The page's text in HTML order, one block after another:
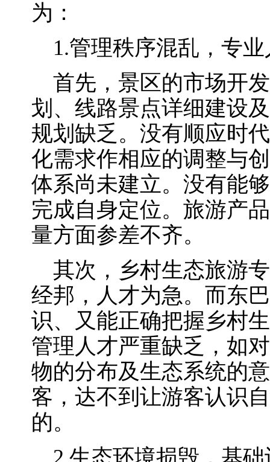
为：
1.管理秩序混乱，专业
首先，景区的市场开
划、线路景点详细建设
规划缺乏。没有顺应时
化需求作相应的调整与
体系尚未建立。没有能
完成自身定位。旅游产
量方面参差不齐。
其次，乡村生态旅游
经邦，人才为急。而东
识、又能正确把握乡村
管理人才严重缺乏，如
物的分布及生态系统的
客，达不到让游客认识
的。
2.生态环境损毁，基础